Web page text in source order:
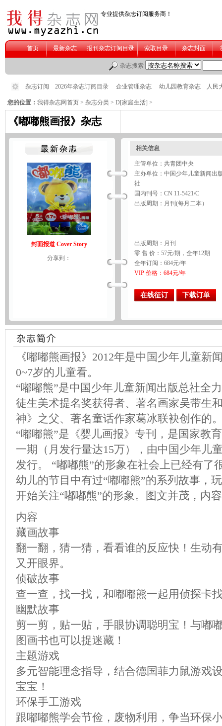
您的位置： 我得杂志网首页 > 杂志分类 > D[家庭生活] >
《嘟嘟熊画报》杂志
封面报道 Cover Story
分享到：
相关信息
主管单位：共青团中央
主办单位：中国少年儿童新闻出
社
国内刊号：CN 11-5421/C
出版周期：月刊(每月二本）
出版周期：月刊
零 售 价：57元/期，全年12期
全年订阅：684元/年
VIP 价格：684元/年
在线征订 下载订单
《嘟嘟熊画报》2012年是中国少年儿童新
0~7岁的儿童看。
“嘟嘟熊”是中国少年儿童新闻出版总社全
徒生美术提名奖获得者、著名画家吴带生
神》之父、著名童话作家葛冰联袂创作的
“嘟嘟熊”是《婴儿画报》专刊，是国家教
一期（月发行量达15万），由中国少年儿
发行。 “嘟嘟熊”的形象在社会上已经有了
幼儿的节目中有过“嘟嘟熊”的系列故事，
开始关注“嘟嘟熊”的形象。图文并茂，内
内容
藏画故事
翻一翻，猜一猜，看看谁的反应快！生动
又开眼界。
侦破故事
查一查，找一找，和嘟嘟熊一起用侦探卡
幽默故事
剪一剪，贴一贴，手眼协调聪明宝！与嘟
图画书也可以捉迷藏！
主题游戏
多元智能理念指导，结合德国菲力鼠游戏
宝宝！
环保手工游戏
跟嘟嘟熊学会节俭，废物利用，争当环保